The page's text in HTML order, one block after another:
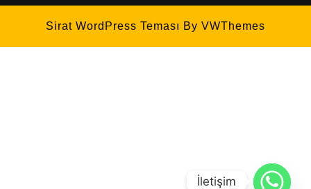
Sirat WordPress Teması By VWThemes
İletişim